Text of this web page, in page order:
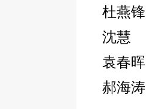
杜燕锋
沈慧
袁春晖
郝海涛